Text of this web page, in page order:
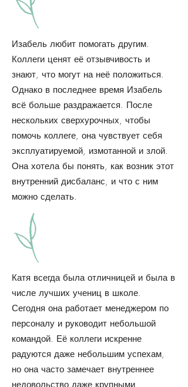
Изабель любит помогать другим.
Коллеги ценят её отзывчивость и
знают, что могут на неё положиться.
Однако в последнее время Изабель
всё больше раздражается. После
нескольких сверхурочных, чтобы
помочь коллеге, она чувствует себя
эксплуатируемой, измотанной и злой.
Она хотела бы понять, как возник этот
внутренний дисбаланс, и что с ним
можно сделать.
Катя всегда была отличницей и была в
числе лучших учениц в школе.
Сегодня она работает менеджером по
персоналу и руководит небольшой
командой. Её коллеги искренне
радуются даже небольшим успехам,
но она часто замечает внутреннее
недовольство даже крупными